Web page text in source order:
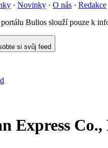
· Novinky · O nás · Redakce
Bulios slouží pouze k
si svůj feed
Express